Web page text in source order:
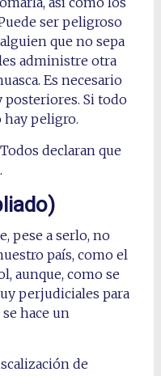
ser peligroso
que no sepa
administre otra
Es necesario
posteriores. Si todo
hay peligro.
Todos declaran que
pese a serlo, no
país, como el
aunque, como se
perjudiciales para
hace un
de